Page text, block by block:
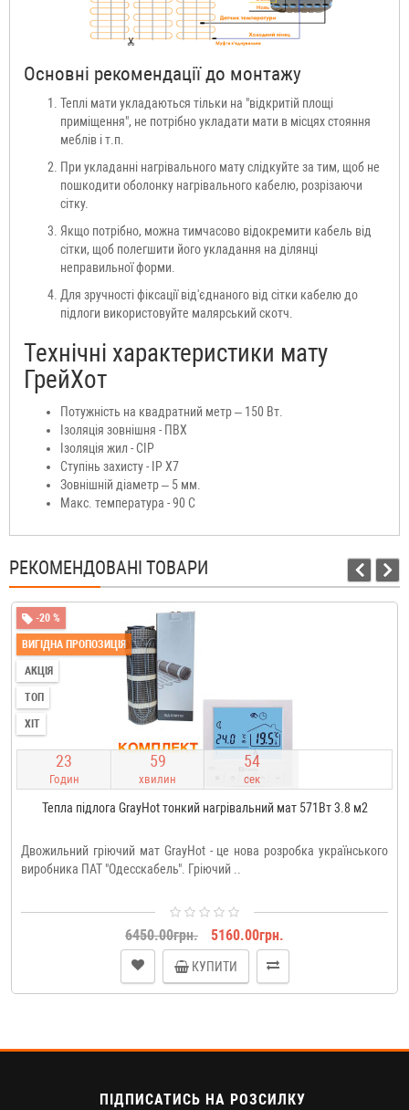
Основні рекомендації до монтажу
Теплі мати укладаються тільки на "відкритій площі
приміщення", не потрібно укладати мати в місцях стояння
меблів і т.п.
При укладанні нагрівального мату слідкуйте за тим, щоб не
пошкодити оболонку нагрівального кабелю, розрізаючи
сітку.
Якщо потрібно, можна тимчасово відокремити кабель від
сітки, щоб полегшити його укладання на ділянці
неправильної форми.
Для зручності фіксації від'єднаного від сітки кабелю до
підлоги використовуйте малярський скотч.
Технічні характеристики мату
ГрейХот
Потужність на квадратний метр – 150 Вт.
Ізоляція зовнішня - ПВХ
Ізоляція жил - CIP
Ступінь захисту - IP X7
Зовнішній діаметр – 5 мм.
Макс. температура - 90 С
РЕКОМЕНДОВАНІ ТОВАРИ
-20 %
ВИГІДНА ПРОПОЗИЦІЯ
АКЦІЯ
ТОП
ХІТ
23
Годин
59
хвилин
53
сек
Тепла підлога GrayHot тонкий нагрівальний мат 571Вт 3.8 м2
Двожильний гріючий мат GrayHot - це нова розробка українського
виробника ПАТ "Одесскабель". Гріючий ..
6450.00грн. 5160.00грн.
КУПИТИ
ПІДПИСАТИСЬ НА РОЗСИЛКУ